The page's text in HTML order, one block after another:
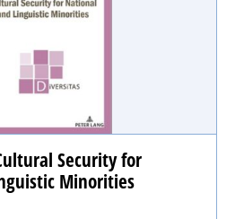
Security for
Minorities